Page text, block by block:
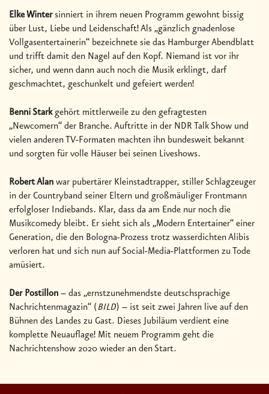
Elke Wintersinniert in ihrem neuen Programm gewohnt bissig
über Lust, Liebe und Leidenschaft! Als „gänzlich gnadenlose
Vollgasentertainerin“ bezeichnete sie das Hamburger Abendblatt
und trifft damit den Nagel auf den Kopf. Niemand ist vor ihr
sicher, und wenn dann auch noch die Musik erklingt, darf
geschmachtet, geschunkelt und gefeiert werden!
Benni Starkgehört mittlerweile zu den gefragtesten
„Newcomern“ der Branche. Auftritte in der NDR Talk Show und
vielen anderen TV-Formaten machten ihn bundesweit bekannt
und sorgten für volle Häuser bei seinen Liveshows.
Robert Alan war pubertärer Kleinstadtrapper, stiller Schlagzeuger
in der Countryband seiner Eltern und großmäuliger Frontmann
erfolgloser Indiebands. Klar, dass da am Ende nur noch die
Musikcomedy bleibt. Er sieht sich als „Modern Entertainer“ einer
Generation, die den Bologna-Prozess trotz wasserdichten Alibis
verloren hat und sich nun auf Social-Media-Plattformen zu Tode
amüsiert.
Der Postillon – das „ernstzunehmendste deutschsprachige
Nachrichtenmagazin“ (BILD) – ist seit zwei Jahren live auf den
Bühnen des Landes zu Gast. Dieses Jubiläum verdient eine
komplette Neuauflage! Mit neuem Programm geht die
Nachrichtenshow 2020 wieder an den Start.